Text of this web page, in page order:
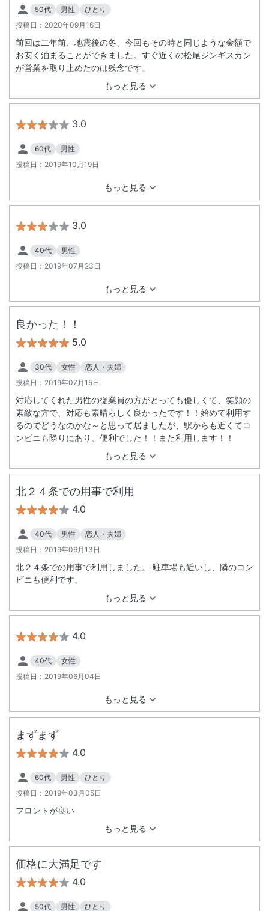
50代 男性
ひとり
投稿日： 2020年09月16日
もっと見る
前回は二年前、地震後の冬、今回もその時と同じような金額で
お安く泊まることができました。すぐ近くの松尾ジンギスカン
が営業を取り止めたのは残念です。
3.0
60代
男性
投稿日： 2019年10月19日
もっと見る
3.0
40代
男性
投稿日： 2019年07月23日
もっと見る
良かった！！
5.0
30代 女性
恋人・夫婦
投稿日： 2019年07月15日
もっと見る
対応してくれた男性の従業員の方がとっても優しくて、笑顔の
素敵な方で、対応も素晴らしく良かったです！！始めて利用す
るのでどうなのかな～と思って居ましたが、駅からも近くてコ
ンビニも隣りにあり、便利でした！！また利用します！！
北２４条での用事で利用
4.0
40代 男性
恋人・夫婦
投稿日： 2019年06月13日
もっと見る
北２４条での用事で利用しました。 駐車場も近いし、隣のコン
ビニも便利です。
4.0
40代
女性
投稿日： 2019年06月04日
もっと見る
まずまず
4.0
60代 男性
ひとり
投稿日： 2019年03月05日
もっと見る
フロントが良い
価格に大満足です
4.0
50代 男性 ひとり